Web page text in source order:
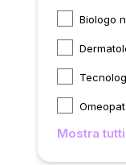
Biologo
Mostra tutti